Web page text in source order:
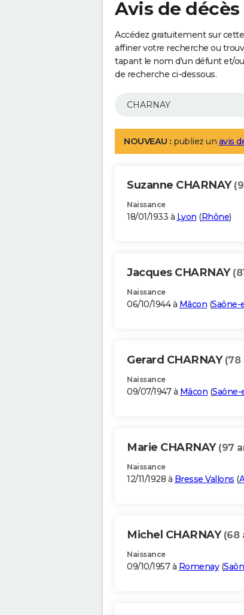
Avis de décès
Accédez gratuitement sur cette
affiner votre recherche ou
tapant le nom d'un défunt et/
de recherche ci-dessous.
NOUVEAU : publiez un avis
Suzanne CHARNAY
Naissance
18/01/1933 à Lyon (Rhône)
Jacques CHARNAY
Naissance
06/10/1944 à Mâcon (Saône-
Gerard CHARNAY (78
Naissance
09/07/1947 à Mâcon (
Marie CHARNAY (97
Naissance
12/11/1928 à Bresse Vallons (
Michel CHARNAY (68
Naissance
09/10/1957 à Romenay(